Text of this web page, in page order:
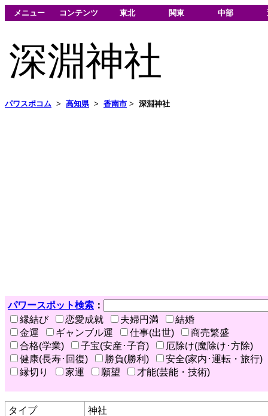
メニュー コンテンツ 東北 関東 中部
深淵神社
パワスポコム > 高知県> 香南市 > 深淵神社
パワースポット検索 ：
縁結び
恋愛成就 夫婦円満
結婚
金運
ギャンブル運 仕事(出世)
商売繁盛
合格(学業)
子宝(安産･子育)
厄除け(魔除け･方除)
健康(長寿･回復)
勝負(勝利)
安全(家内･運転・旅行)
縁切り
家運 願望 才能(芸能・技術)
タイプ
神社